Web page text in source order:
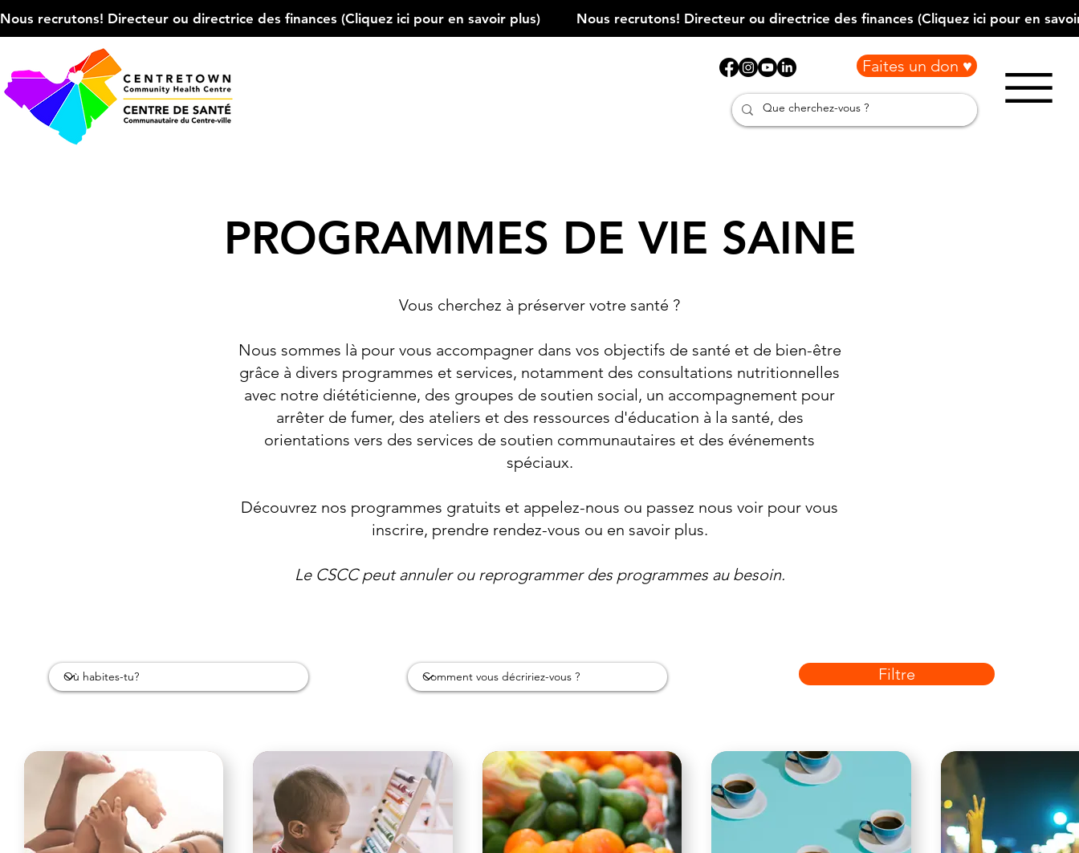
Nous recrutons! Directeur ou directrice des finances (Cliquez ici pour en savoir plus)
Faites un don ♥
PROGRAMMES DE VIE SAINE
Vous cherchez à préserver votre santé ?
Nous sommes là pour vous accompagner dans vos objectifs de santé et de bien-être
grâce à divers programmes et services, notamment des consultations nutritionnelles
avec notre diététicienne, des groupes de soutien social, un accompagnement pour
arrêter de fumer, des ateliers et des ressources d'éducation à la santé, des
orientations vers des services de soutien communautaires et des événements
spéciaux.
Découvrez nos programmes gratuits et appelez-nous ou passez nous voir pour vous
inscrire, prendre rendez-vous ou en savoir plus.
Le CSCC peut annuler ou reprogrammer des programmes au besoin.
Filtre